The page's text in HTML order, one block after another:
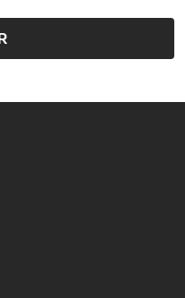
da União:
distribuição da
União, que